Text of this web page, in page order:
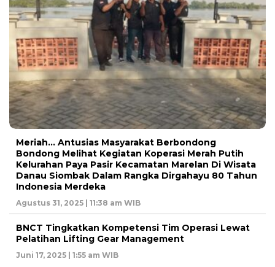
Meriah… Antusias Masyarakat Berbondong
Bondong Melihat Kegiatan Koperasi Merah Putih
Kelurahan Paya Pasir Kecamatan Marelan Di Wisata
Danau Siombak Dalam Rangka Dirgahayu 80 Tahun
Indonesia Merdeka
Agustus 31, 2025 | 11:38 am WIB
BNCT Tingkatkan Kompetensi Tim Operasi Lewat
Pelatihan Lifting Gear Management
Juni 17, 2025 | 1:55 am WIB